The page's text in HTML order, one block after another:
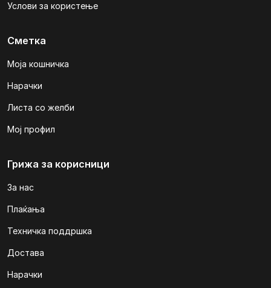
Услови за користење
Сметка
Моја кошничка
Нарачки
Листа со желби
Мој профил
Грижа за корисници
За нас
Плаќања
Техничка поддршка
Достава
Нарачки